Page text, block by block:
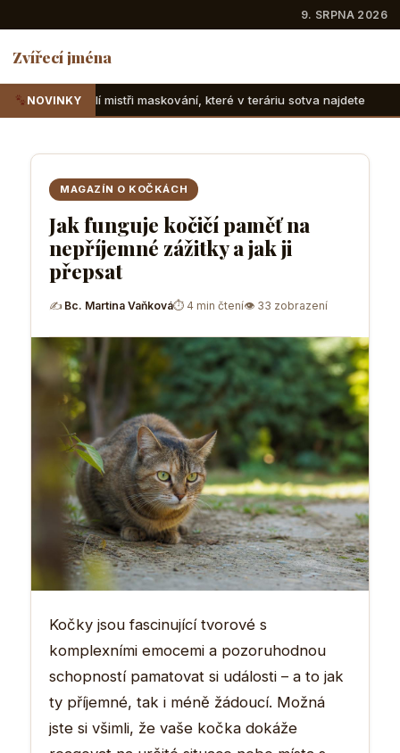
9. SRPNA 2026
Zvířecí jména
NOVINKY
maskování, které v teráriu sotva najdete Suchozemské
MAGAZÍN O KOČKÁCH
Jak funguje kočičí paměť na
nepříjemné zážitky a jak ji
přepsat
✍ Bc. Martina Vaňková⏱ 4 min čtení👁 33 zobrazení
Kočky jsou fascinující tvorové s
komplexními emocemi a pozoruhodnou
schopností pamatovat si události – a to jak
ty příjemné, tak i méně žádoucí. Možná
jste si všimli, že vaše kočka dokáže